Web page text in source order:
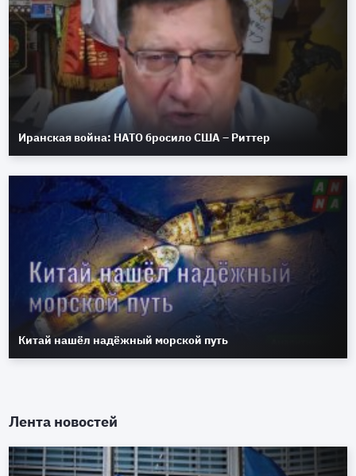
Иранская война: НАТО бросило США – Риттер
Китай нашёл надёжный морской путь
Лента новостей